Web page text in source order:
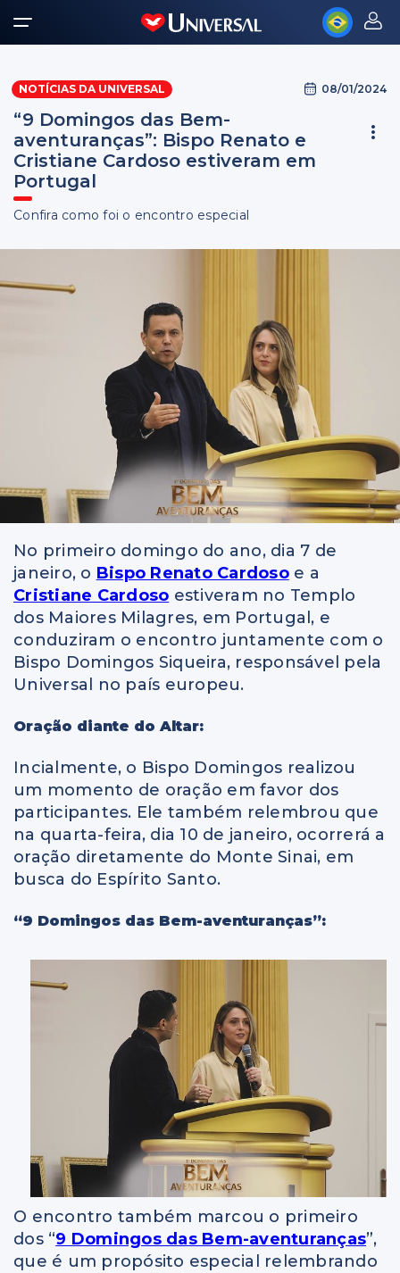
NOTÍCIAS DA UNIVERSAL 08/01/2024
“9 Domingos das Bem-
aventuranças”: Bispo Renato e
Cristiane Cardoso estiveram em
Portugal
Confira como foi o encontro especial
No primeiro domingo do ano, dia 7 de
janeiro, o Bispo Renato Cardosoe a
Cristiane Cardoso estiveram no Templo
dos Maiores Milagres, em Portugal, e
conduziram o encontro juntamente com o
Bispo Domingos Siqueira, responsável pela
Universal no país europeu.
Oração diante do Altar:
Incialmente, o Bispo Domingos realizou
um momento de oração em favor dos
participantes. Ele também relembrou que
na quarta-feira, dia 10 de janeiro, ocorrerá a
oração diretamente do Monte Sinai, em
busca do Espírito Santo.
“9 Domingos das Bem-aventuranças”:
O encontro também marcou o primeiro
dos “9 Domingos das Bem-aventuranças”,
que é um propósito especial relembrando